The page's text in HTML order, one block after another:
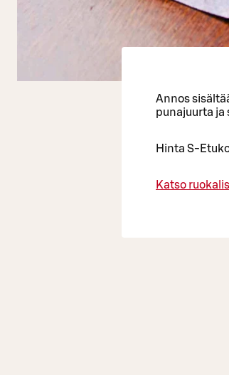
Annos
punajuurta ja
Hinta S-
Katso